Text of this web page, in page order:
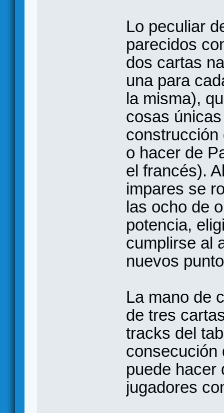
Lo peculiar
parecidos
dos cartas
una para
la misma),
cosas
construcción
o hacer de
el francés).
impares se
las ocho de
potencia,
cumplirse al
nuevos
La mano de
de tres
tracks del
consecución
puede hacer
jugadores